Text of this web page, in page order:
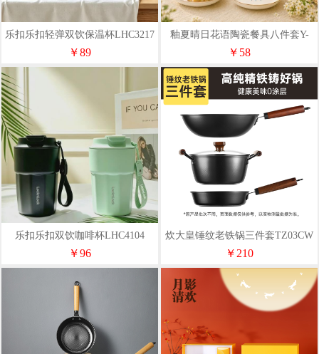
乐扣乐扣轻弹双饮保温杯LHC3217
￥89
釉夏晴日花语陶瓷餐具八件套Y-
QR/L8
￥58
乐扣乐扣双饮咖啡杯LHC4104
￥96
炊大皇锤纹老铁锅三件套TZ03CW
￥210